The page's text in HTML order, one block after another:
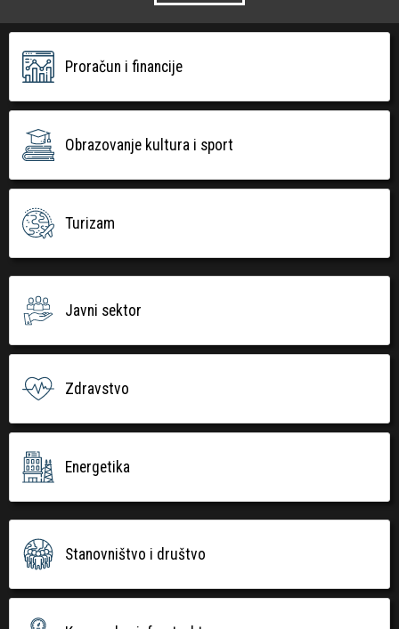
Proračun i financije
Obrazovanje kultura i sport
Turizam
Javni sektor
Zdravstvo
Energetika
Stanovništvo i društvo